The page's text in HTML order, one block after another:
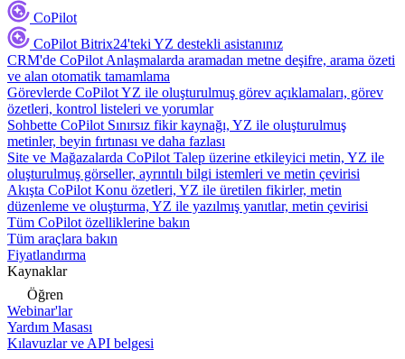
CoPilot
CoPilot Bitrix24'teki YZ destekli asistanınız
CRM'de CoPilot Anlaşmalarda aramadan metne deşifre, arama özeti
ve alan otomatik tamamlama
Görevlerde CoPilotYZ ile oluşturulmuş görev açıklamaları, görev
özetleri, kontrol listeleri ve yorumlar
Sohbette CoPilot Sınırsız fikir kaynağı, YZ ile oluşturulmuş
metinler, beyin fırtınası ve daha fazlası
Site ve Mağazalarda CoPilot Talep üzerine etkileyici metin, YZ ile
oluşturulmuş görseller, ayrıntılı bilgi istemleri ve metin çevirisi
Akışta CoPilot Konu özetleri, YZ ile üretilen fikirler, metin
düzenleme ve oluşturma, YZ ile yazılmış yanıtlar, metin çevirisi
Tüm CoPilot özelliklerine bakın
Tüm araçlara bakın
Fiyatlandırma
Kaynaklar
Öğren
Webinar'lar
Yardım Masası
Kılavuzlar ve API belgesi